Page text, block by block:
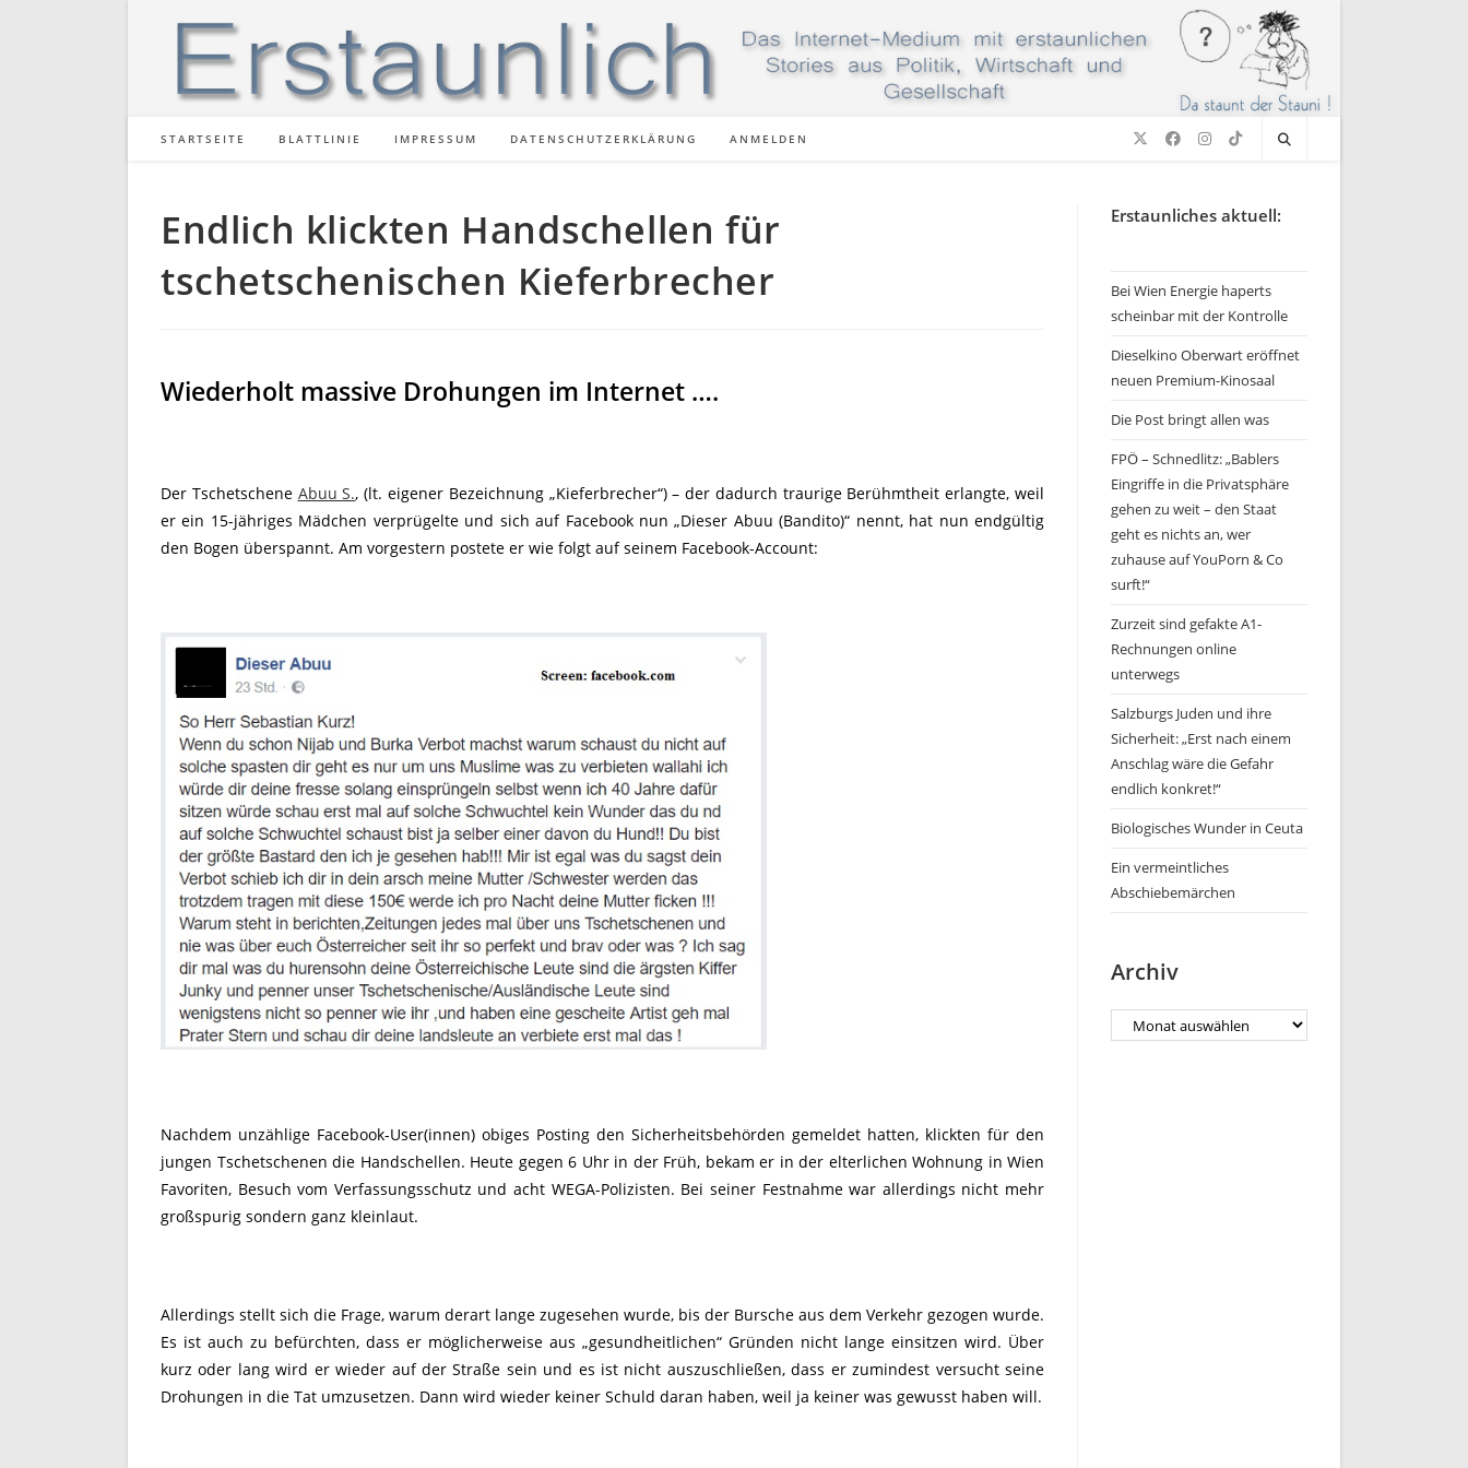
STARTSEITE BLATTLINIE IMPRESSUM DATENSCHUTZERKLÄRUNG ANMELDEN
Endlich klickten Handschellen für
tschetschenischen Kieferbrecher
Wiederholt massive Drohungen im Internet ….
Der Tschetschene Abuu S., (lt. eigener Bezeichnung „Kieferbrecher“) – der dadurch traurige Berühmtheit erlangte, weil
er ein 15-jähriges Mädchen verprügelte und sich auf Facebook nun „Dieser Abuu (Bandito)“ nennt, hat nun endgültig
den Bogen überspannt. Am vorgestern postete er wie folgt auf seinem Facebook-Account:
Nachdem unzählige Facebook-User(innen) obiges Posting den Sicherheitsbehörden gemeldet hatten, klickten für den
jungen Tschetschenen die Handschellen. Heute gegen 6 Uhr in der Früh, bekam er in der elterlichen Wohnung in Wien
Favoriten, Besuch vom Verfassungsschutz und acht WEGA-Polizisten. Bei seiner Festnahme war allerdings nicht mehr
großspurig sondern ganz kleinlaut.
Allerdings stellt sich die Frage, warum derart lange zugesehen wurde, bis der Bursche aus dem Verkehr gezogen wurde.
Es ist auch zu befürchten, dass er möglicherweise aus „gesundheitlichen“ Gründen nicht lange einsitzen wird. Über
kurz oder lang wird er wieder auf der Straße sein und es ist nicht auszuschließen, dass er zumindest versucht seine
Drohungen in die Tat umzusetzen. Dann wird wieder keiner Schuld daran haben, weil ja keiner was gewusst haben will.
Erstaunliches aktuell:
Bei Wien Energie haperts
scheinbar mit der Kontrolle
Dieselkino Oberwart eröffnet
neuen Premium-Kinosaal
Die Post bringt allen was
FPÖ – Schnedlitz: „Bablers
Eingriffe in die Privatsphäre
gehen zu weit – den Staat
geht es nichts an, wer
zuhause auf YouPorn & Co
surft!“
Zurzeit sind gefakte A1-
Rechnungen online
unterwegs
Salzburgs Juden und ihre
Sicherheit: „Erst nach einem
Anschlag wäre die Gefahr
endlich konkret!“
Biologisches Wunder in Ceuta
Ein vermeintliches
Abschiebemärchen
Archiv
Archiv